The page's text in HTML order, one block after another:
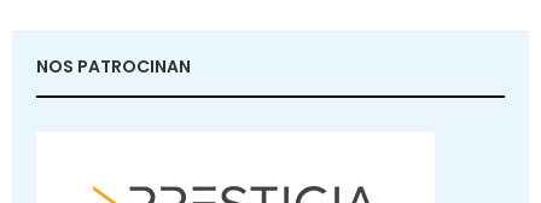
NOS PATROCINAN